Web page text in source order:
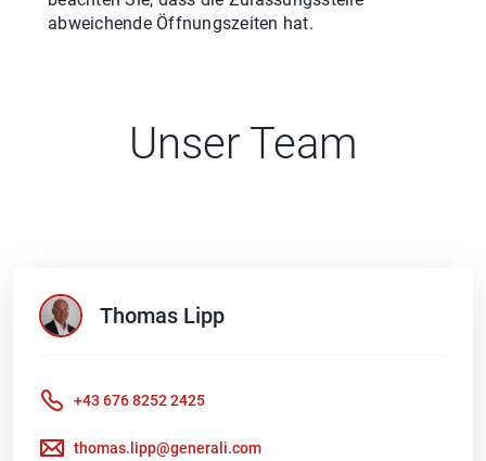
abweichende Öffnungszeiten hat.
Unser Team
Thomas Lipp
+43 676 8252 2425
thomas.lipp@generali.com